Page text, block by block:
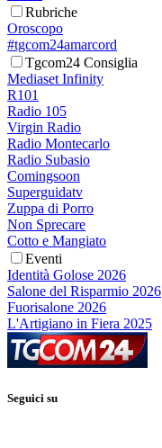
Rubriche
Oroscopo
#tgcom24amarcord
Tgcom24 Consiglia
Mediaset Infinity
R101
Radio 105
Virgin Radio
Radio Montecarlo
Radio Subasio
Comingsoon
Superguidatv
Zuppa di Porro
Non Sprecare
Cotto e Mangiato
Eventi
Identità Golose 2026
Salone del Risparmio 2026
Fuorisalone 2026
L'Artigiano in Fiera 2025
Seguici su